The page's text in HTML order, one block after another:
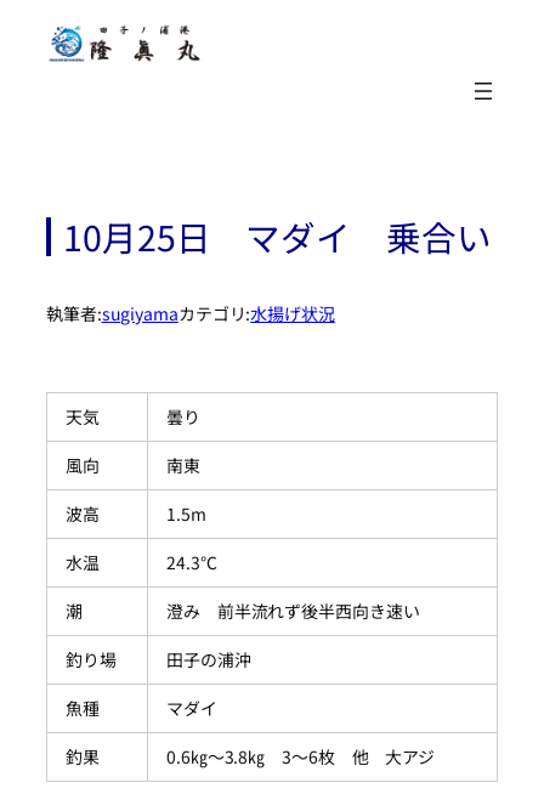
10月25日 マダイ 乗合い
執筆者:sugiyamaカテゴリ:水揚げ状況
天気
曇り
風向
南東
波高
1.5m
水温
24.3℃
潮
澄み 前半流れず後半西向き速い
釣り場
田子の浦沖
魚種
マダイ
釣果
0.6㎏～3.8㎏ 3～6枚 他 大アジ